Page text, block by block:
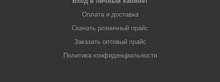
Оплата и доставка
Скачать розничный прайс
Заказать оптовый прайс
Политика конфиденциальности